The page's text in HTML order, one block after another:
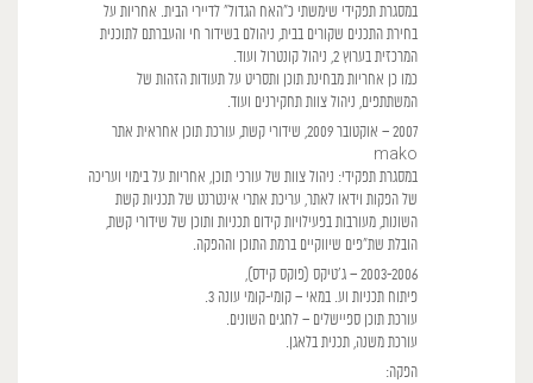
במסגרת תפקידי שימשתי כ"האח הגדול" לדיירי הבית. אחריות על
בחירת התכנים שקורים בבית, ניהולם בשידור חי והעברתם לתוכנית
המרכזית בערוץ 2, ניהול קונטרול ועוד.
כמו כן אחריות מבחינת תוכן ותסריט על תעודות הזהות של
המשתתפים, ניהול צוות תחקירנים ועוד.
2007 – אוקטובר 2009, שידורי קשת, עורכת תוכן אחראית אתר
mako
במסגרת תפקידי: ניהול צוות של עורכי תוכן, אחריות על בימוי ועריכה
של הפקות וידאו לאתר, עריכת אתרי אינטרנט של תכניות קשת
השונות, מעורבות בפעילויות קידום תכניות ותוכן של שידורי קשת,
הובלת שת"פים שיווקיים ברמת התוכן וההפקה.
2003-2006 – ג'טיקס (פוקס קידס),
פיתוח תכניות וע. במאי – קומי-קומי עונה 3.
עורכת תוכן ספיישלים – לחגים השונים.
עורכת משנה, תכנית בלאגן.
הפקה: